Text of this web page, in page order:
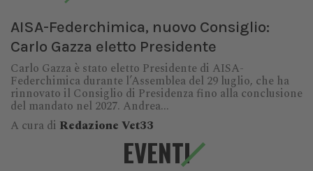
AISA-Federchimica, nuovo Consiglio:
Carlo Gazza eletto Presidente
Carlo Gazza è stato eletto Presidente di AISA-
Federchimica durante l’Assemblea del 29 luglio, che ha
rinnovato il Consiglio di Presidenza fino alla conclusione
del mandato nel 2027. Andrea...
A cura di Redazione Vet33
EVENTI